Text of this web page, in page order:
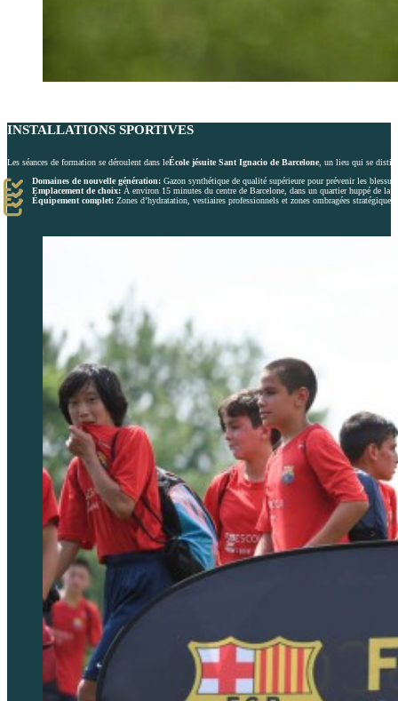
INSTALLATIONS SPORTIVES
Les séances de formation se déroulent dans leÉcole jésuite Sant Ignacio de Barcelone, un lieu qui se
Domaines de nouvelle génération: Gazon synthétique de qualité supérieure pour prévenir les
Emplacement de choix: À environ 15 minutes du centre de Barcelone, dans un quartier huppé de la
Équipement complet: Zones d’hydratation, vestiaires professionnels et zones ombragées stratégiques.